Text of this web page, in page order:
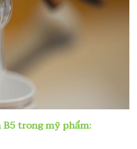
trong mỹ phẩm: